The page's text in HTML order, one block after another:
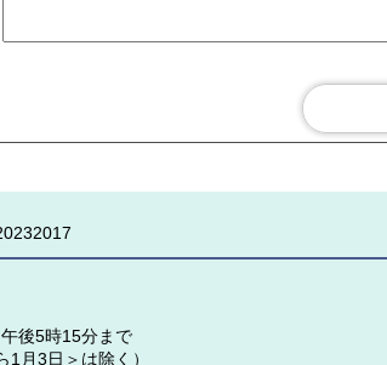
後5時15分まで
月3日＞は除く）